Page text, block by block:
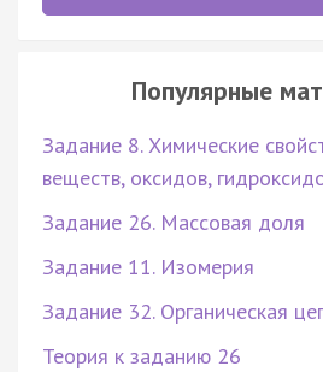
Популярные
Задание 8. Химические
веществ, оксидов,
Задание 26. Массовая доля
Задание 11. Изомерия
Задание 32. Органическая
Теория к заданию 26